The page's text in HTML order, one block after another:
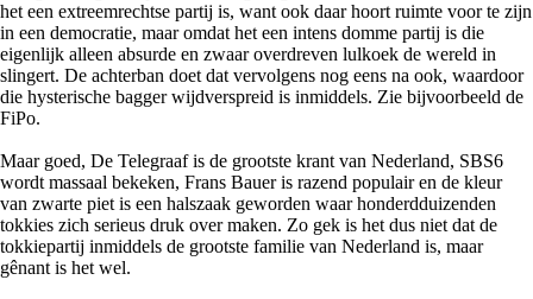
het een extreemrechtse partij is, want ook daar hoort ruimte voor te zijn
in een democratie, maar omdat het een intens domme partij is die
eigenlijk alleen absurde en zwaar overdreven lulkoek de wereld in
slingert. De achterban doet dat vervolgens nog eens na ook, waardoor
die hysterische bagger wijdverspreid is inmiddels. Zie bijvoorbeeld de
FiPo.
Maar goed, De Telegraaf is de grootste krant van Nederland, SBS6
wordt massaal bekeken, Frans Bauer is razend populair en de kleur
van zwarte piet is een halszaak geworden waar honderdduizenden
tokkies zich serieus druk over maken. Zo gek is het dus niet dat de
tokkiepartij inmiddels de grootste familie van Nederland is, maar
gênant is het wel.